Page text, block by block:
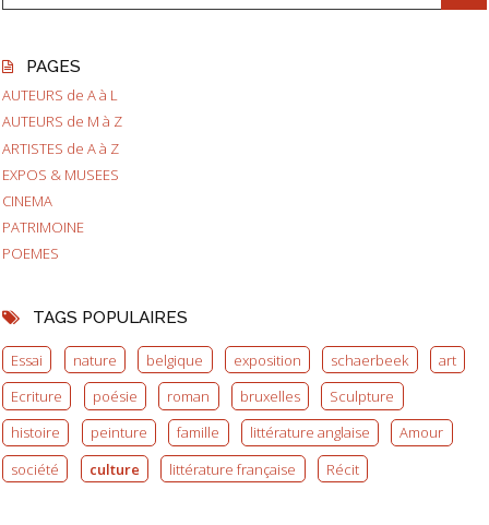
PAGES
AUTEURS de A à L
AUTEURS de M à Z
ARTISTES de A à Z
EXPOS & MUSEES
CINEMA
PATRIMOINE
POEMES
TAGS POPULAIRES
Essai nature belgique exposition schaerbeek
art
Ecriture
poésie roman bruxelles
Sculpture
histoire
peinture famille littérature anglaise
Amour
société
culture littérature française Récit